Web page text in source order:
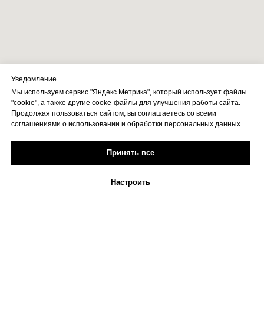
Уведомление
Мы используем сервис "Яндекс.Метрика", который использует файлы
"cookie", а также другие cooke-файлы для улучшения работы сайта.
Продолжая пользоваться сайтом, вы соглашаетесь со всеми
соглашениями о использовании и обработки персональных данных
Принять все
Настроить